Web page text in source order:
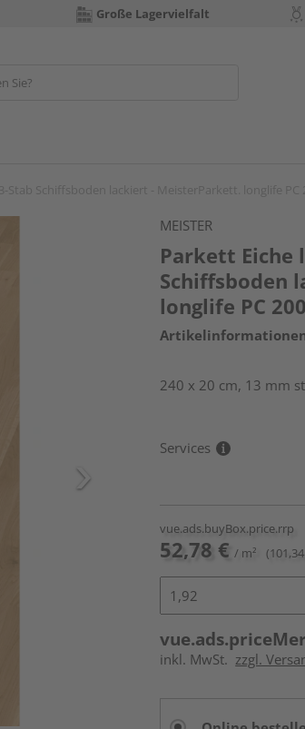
Große Lagervielfalt
MEISTER
Parkett Eiche
Schiffsboden
longlife PC 200
240 x 20 cm, 13 mm
Services
vue.ads.buyBox.price.rrp
52,78 € / m²
inkl. MwSt. zzgl.